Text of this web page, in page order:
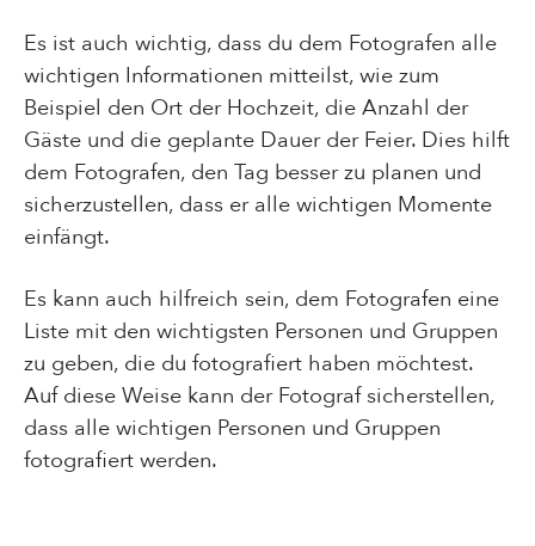
Es ist auch wichtig, dass du dem Fotografen alle
wichtigen Informationen mitteilst, wie zum
Beispiel den Ort der Hochzeit, die Anzahl der
Gäste und die geplante Dauer der Feier. Dies hilft
dem Fotografen, den Tag besser zu planen und
sicherzustellen, dass er alle wichtigen Momente
einfängt.
Es kann auch hilfreich sein, dem Fotografen eine
Liste mit den wichtigsten Personen und Gruppen
zu geben, die du fotografiert haben möchtest.
Auf diese Weise kann der Fotograf sicherstellen,
dass alle wichtigen Personen und Gruppen
fotografiert werden.